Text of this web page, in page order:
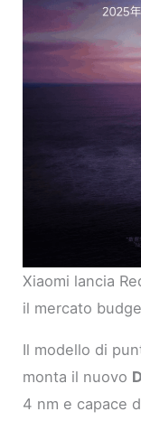
Xiaomi lancia
il mercato
Il modello di
monta il nuovo
4 nm e capace